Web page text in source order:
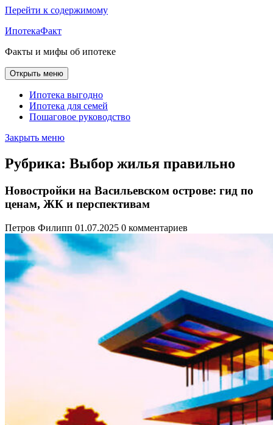
Перейти к содержимому
ИпотекаФакт
Факты и мифы об ипотеке
Открыть меню
Ипотека выгодно
Ипотека для семей
Пошаговое руководство
Закрыть меню
Рубрика: Выбор жилья правильно
Новостройки на Васильевском острове: гид по
ценам, ЖК и перспективам
Петров Филипп 01.07.2025 0 комментариев